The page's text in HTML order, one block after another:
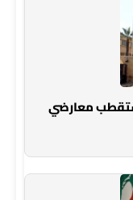
معارضي